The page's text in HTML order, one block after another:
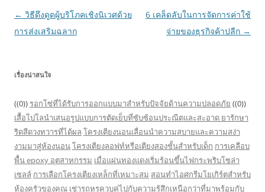
Post
navigation
← วิธีดึงดูดผู้บริโภคเชิงนิเวศด้วย
การส่งเสริมฉลาก
6 เคล็ดลับในการจัดการค่าใช้
จ่ายของธุรกิจค้าปลีก →
เรื่องน่าสนใจ
((0)) รอกโซ่ที่ได้รับการออกแบบมาสำหรับปัจจัยด้านความปลอดภัย ((0))
เสื้อโปโลนำเสนอรูปแบบการตัดเย็บที่ซับซ้อนประณีตและสะอาด ยารักษา
ริดสีดวงทวารที่ได้ผล โครงเตียงนอนเลื่อนนำความสบายและความสง่า
งามมาสู่ห้องนอนโครงเตียงลอฟท์หรือเตียงสองชั้นสำหรับเด็ก การเคลือบ
พื้น epoxy อุตสาหกรรม เมื่อแผ่นทองแดงเริ่มร้อนขึ้นไฟกระพริบโซล่า
เซลล์ การเลือกโครงเตียงเหล็กที่เหมาะสม สอนทำไอศกรีมโยเกิร์ตสำหรับ
ห้องครัวของคุณ เช่ารถหรูควบคู่ไปกับความรู้สึกเหนือกว่าที่มาพร้อมกับ